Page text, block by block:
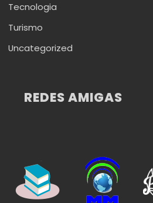
Tecnologia
Turismo
Uncategorized
REDES AMIGAS